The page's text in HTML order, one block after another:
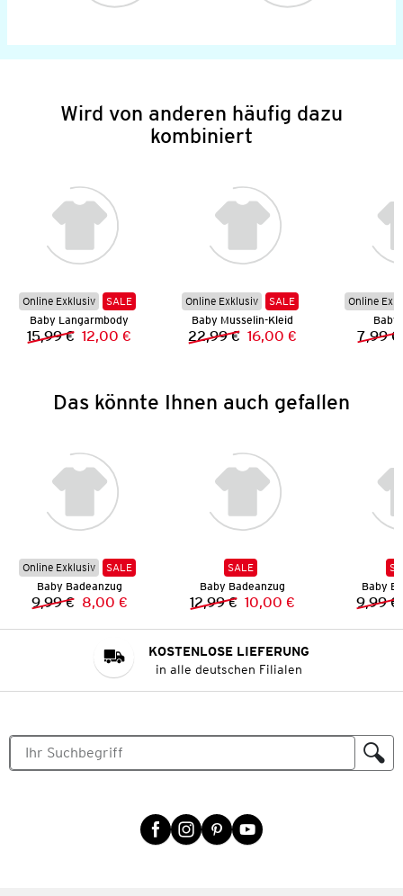
Wird von anderen häufig dazu
kombiniert
Online Exklusiv
SALE
Baby Langarmbody
Vorheriger Preis:
15,99 € Neuer Preis:
12,00 €
Online Exklusiv
SALE
Baby Musselin-Kleid
Vorheriger Preis:
22,99 € Neuer Preis:
16,00 €
Online
Baby
7,99 €
Das könnte Ihnen auch gefallen
Online Exklusiv
SALE
Baby Badeanzug
Vorheriger Preis:
9,99 € Neuer Preis:
8,00 €
SALE
Baby Badeanzug
Vorheriger Preis:
12,99 € Neuer Preis:
10,00 €
Baby
9,99 €
KOSTENLOSE LIEFERUNG
in alle deutschen Filialen